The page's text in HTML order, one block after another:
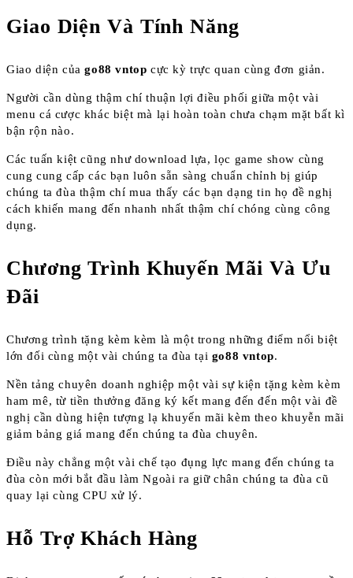
Giao Diện Và Tính Năng
Giao diện củago88 vntop cực kỳ trực quan cùng đơn giản.
Người cần dùng thậm chí thuận lợi điều phối giữa một vài
menu cá cược khác biệt mà lại hoàn toàn chưa chạm mặt bất kì
bận rộn nào.
Các tuấn kiệt cũng như download lựa, lọc game show cùng
cung cung cấp các bạn luôn sẵn sàng chuẩn chỉnh bị giúp
chúng ta đùa thậm chí mua thấy các bạn dạng tin họ đề nghị
cách khiến mang đến nhanh nhất thậm chí chóng cùng công
dụng.
Chương Trình Khuyến Mãi Và Ưu
Đãi
Chương trình tặng kèm kèm là một trong những điểm nổi biệt
lớn đối cùng một vài chúng ta đùa tại go88 vntop.
Nền tảng chuyên doanh nghiệp một vài sự kiện tặng kèm kèm
ham mê, từ tiền thưởng đăng ký kết mang đến đến một vài đề
nghị cần dùng hiện tượng lạ khuyến mãi kèm theo khuyễn mãi
giảm bảng giá mang đến chúng ta đùa chuyên.
Điều này chẳng một vài chế tạo đụng lực mang đến chúng ta
đùa còn mới bắt đầu làm Ngoài ra giữ chân chúng ta đùa cũ
quay lại cùng CPU xử lý.
Hỗ Trợ Khách Hàng